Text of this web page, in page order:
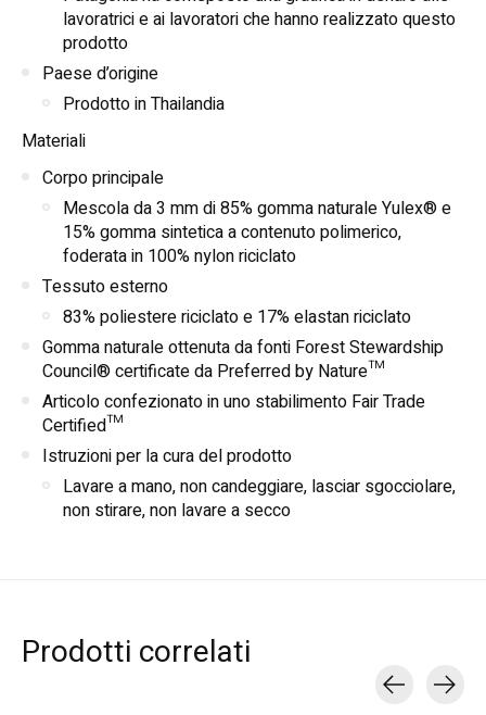
lavoratrici e ai lavoratori che hanno realizzato questo
prodotto
Paese d’origine
Prodotto in Thailandia
Materiali
Corpo principale
Mescola da 3 mm di 85% gomma naturale Yulex® e
15% gomma sintetica a contenuto polimerico,
foderata in 100% nylon riciclato
Tessuto esterno
83% poliestere riciclato e 17% elastan riciclato
Gomma naturale ottenuta da fonti Forest Stewardship
Council® certificate da Preferred by Nature™
Articolo confezionato in uno stabilimento Fair Trade
Certified™
Istruzioni per la cura del prodotto
Lavare a mano, non candeggiare, lasciar sgocciolare,
non stirare, non lavare a secco
Prodotti correlati